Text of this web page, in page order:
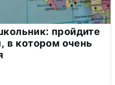
пройдите
в котором очень